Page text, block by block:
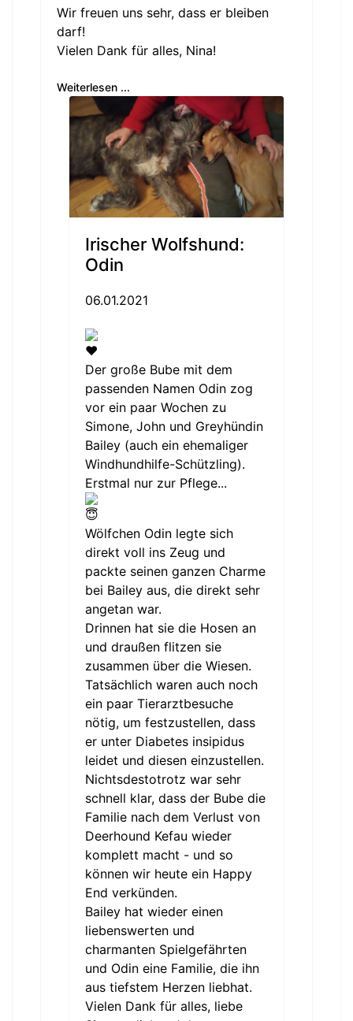
Wir freuen uns sehr, dass er bleiben
darf!
Vielen Dank für alles, Nina!
Weiterlesen ...
Irischer Wolfshund:
Odin
06.01.2021
Der große Bube mit dem
passenden Namen Odin zog
vor ein paar Wochen zu
Simone, John und Greyhündin
Bailey (auch ein ehemaliger
Windhundhilfe-Schützling).
Erstmal nur zur Pflege...
Wölfchen Odin legte sich
direkt voll ins Zeug und
packte seinen ganzen Charme
bei Bailey aus, die direkt sehr
angetan war.
Drinnen hat sie die Hosen an
und draußen flitzen sie
zusammen über die Wiesen.
Tatsächlich waren auch noch
ein paar Tierarztbesuche
nötig, um festzustellen, dass
er unter Diabetes insipidus
leidet und diesen einzustellen.
Nichtsdestotrotz war sehr
schnell klar, dass der Bube die
Familie nach dem Verlust von
Deerhound Kefau wieder
komplett macht - und so
können wir heute ein Happy
End verkünden.
Bailey hat wieder einen
liebenswerten und
charmanten Spielgefährten
und Odin eine Familie, die ihn
aus tiefstem Herzen liebhat.
Vielen Dank für alles, liebe